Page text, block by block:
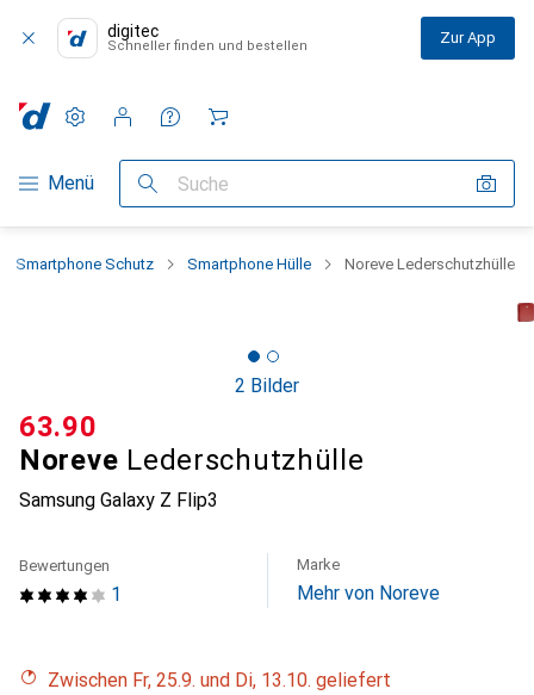
digitec
Schneller finden und bestellen Zur App
Navigation nach Kategorien
Menü Suche
Einstellungen
Kundenkonto
Vergleichslisten
Merklisten
Warenkorb
Smartphone Schutz Smartphone Hülle Noreve Lederschutzhülle
2 Bilder
Noreve Lederschutzhülle
Samsung Galaxy Z Flip3
CHF
63.90
1
Bewertungen Marke
Mehr von Noreve
Zwischen Fr, 25.9. und Di, 13.10. geliefert